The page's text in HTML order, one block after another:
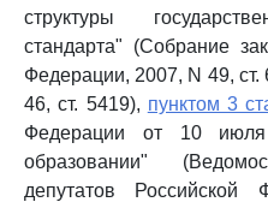
структуры
стандарта" (Собрание
Федерации, 2007, N 49, ст.
46, ст. 5419), пунктом 3
Федерации от 10
образовании"
депутатов Российской